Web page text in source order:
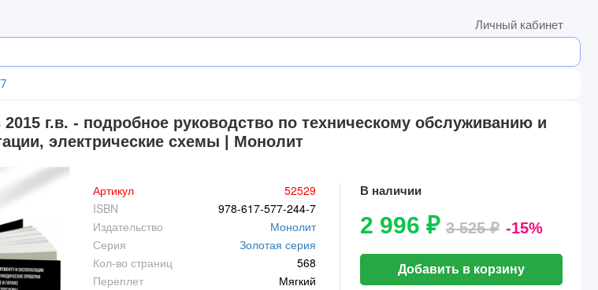
Личный кабинет
г.в. - подробное руководство по техническому обслуживанию и
электрические схемы | Монолит
Артикул
52529
ISBN
978-617-577-244-7
Издательство
Монолит
Серия
Золотая серия
Кол-во страниц
568
Переплет
Мягкий
В наличии
2 996 ₽3 525 ₽ -15%
Добавить в корзину